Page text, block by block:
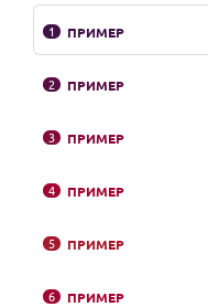
1 ПРИМЕР
2 ПРИМЕР
3 ПРИМЕР
4 ПРИМЕР
5 ПРИМЕР
6 ПРИМЕР